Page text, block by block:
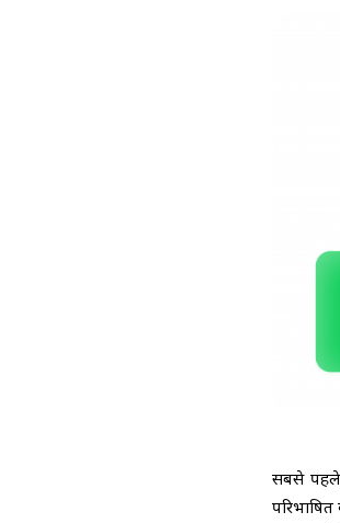
सबसे पहले,